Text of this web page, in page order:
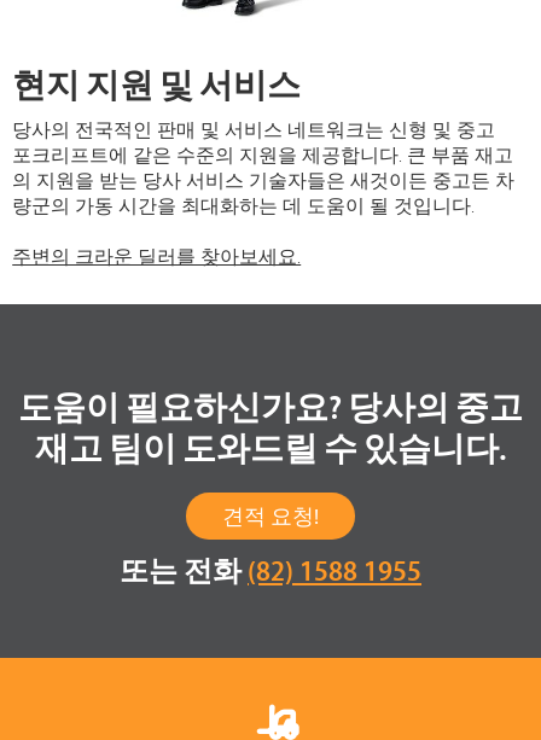
현지 지원 및 서비스
당사의 전국적인 판매 및 서비스 네트워크는 신형 및 중고
포크리프트에 같은 수준의 지원을 제공합니다. 큰 부품 재고
의 지원을 받는 당사 서비스 기술자들은 새것이든 중고든 차
량군의 가동 시간을 최대화하는 데 도움이 될 것입니다.
주변의 크라운 딜러를 찾아보세요.
도움이 필요하신가요? 당사의 중고
재고 팀이 도와드릴 수 있습니다.
견적 요청!
또는 전화(82) 1588 1955